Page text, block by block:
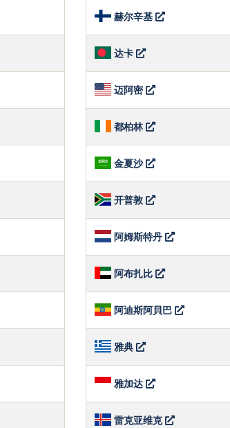
赫尔辛基
达卡
迈阿密
都柏林
金夏沙
开普敦
阿姆斯特丹
阿布扎比
阿迪斯阿貝巴
雅典
雅加达
雷克亚维克